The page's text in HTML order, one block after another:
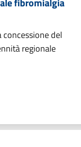
del
regionale